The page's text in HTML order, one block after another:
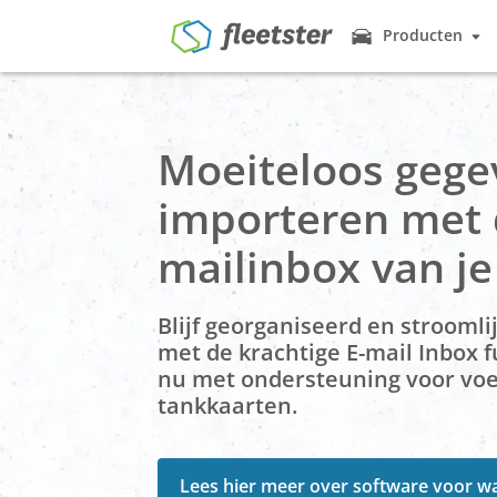
Login
Producten
Vlootbeheer
Voertuigen
Autodelen
Veel
gebruiken
Beheer van
Deze module
werknemers
Waarom elke
doen?
Geo &
Moeiteloos
importeren met
mailinbox van
Blijf georganiseerd en
met de krachtige E-mail Inbox
nu met ondersteuning voor
tankkaarten.
Lees hier meer over software voor